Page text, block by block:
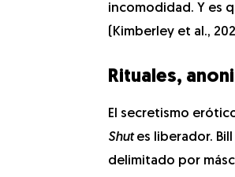
incomodidad. Y es
(Kimberley et al.,
Rituales,
El secretismo
Shutes liberador.
delimitado por